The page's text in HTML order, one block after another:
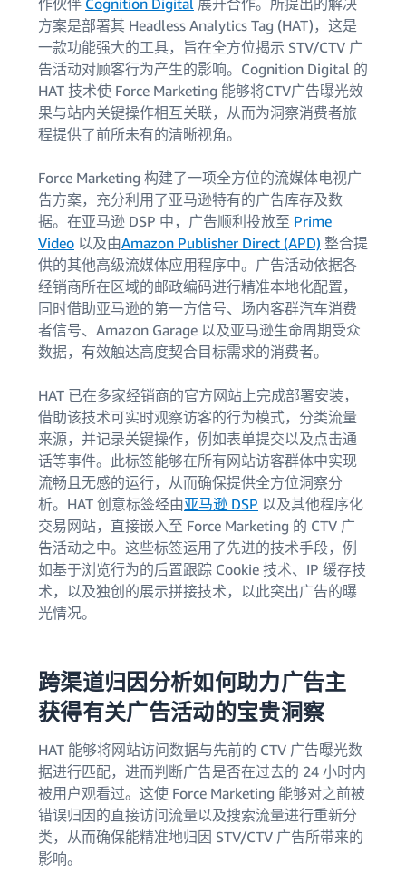
作伙伴 Cognition Digital 展开合作。所提出的解决
方案是部署其 Headless Analytics Tag (HAT)，这是
一款功能强大的工具，旨在全方位揭示 STV/CTV 广
告活动对顾客行为产生的影响。Cognition Digital 的
HAT 技术使 Force Marketing 能够将CTV广告曝光效
果与站内关键操作相互关联，从而为洞察消费者旅
程提供了前所未有的清晰视角。
Force Marketing 构建了一项全方位的流媒体电视广
告方案，充分利用了亚马逊特有的广告库存及数
据。在亚马逊 DSP 中，广告顺利投放至 Prime
Video 以及由Amazon Publisher Direct (APD) 整合提
供的其他高级流媒体应用程序中。广告活动依据各
经销商所在区域的邮政编码进行精准本地化配置，
同时借助亚马逊的第一方信号、场内客群汽车消费
者信号、Amazon Garage 以及亚马逊生命周期受众
数据，有效触达高度契合目标需求的消费者。
HAT 已在多家经销商的官方网站上完成部署安装，
借助该技术可实时观察访客的行为模式，分类流量
来源，并记录关键操作，例如表单提交以及点击通
话等事件。此标签能够在所有网站访客群体中实现
流畅且无感的运行，从而确保提供全方位洞察分
析。HAT 创意标签经由亚马逊 DSP 以及其他程序化
交易网站，直接嵌入至 Force Marketing 的 CTV 广
告活动之中。这些标签运用了先进的技术手段，例
如基于浏览行为的后置跟踪 Cookie 技术、IP 缓存技
术，以及独创的展示拼接技术，以此突出广告的曝
光情况。
跨渠道归因分析如何助力广告主
获得有关广告活动的宝贵洞察
HAT 能够将网站访问数据与先前的 CTV 广告曝光数
据进行匹配，进而判断广告是否在过去的 24 小时内
被用户观看过。这使 Force Marketing 能够对之前被
错误归因的直接访问流量以及搜索流量进行重新分
类，从而确保能精准地归因 STV/CTV 广告所带来的
影响。